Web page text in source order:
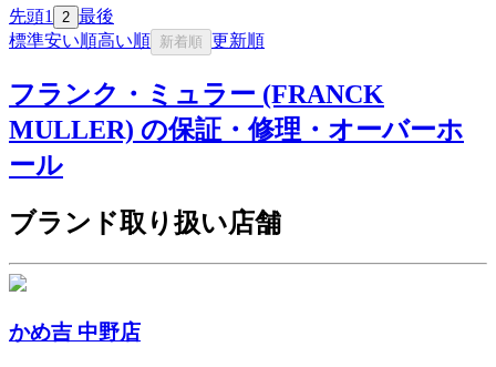
先頭1 2 最後
標準安い順高い順 新着順 更新順
フランク・ミュラー (FRANCK
MULLER) の保証・修理・オーバーホ
ール
ブランド取り扱い店舗
かめ吉 中野店